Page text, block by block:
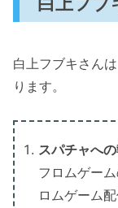
白上フブキさん
ります。
スパチャへ
フロムゲー
ロムゲーム